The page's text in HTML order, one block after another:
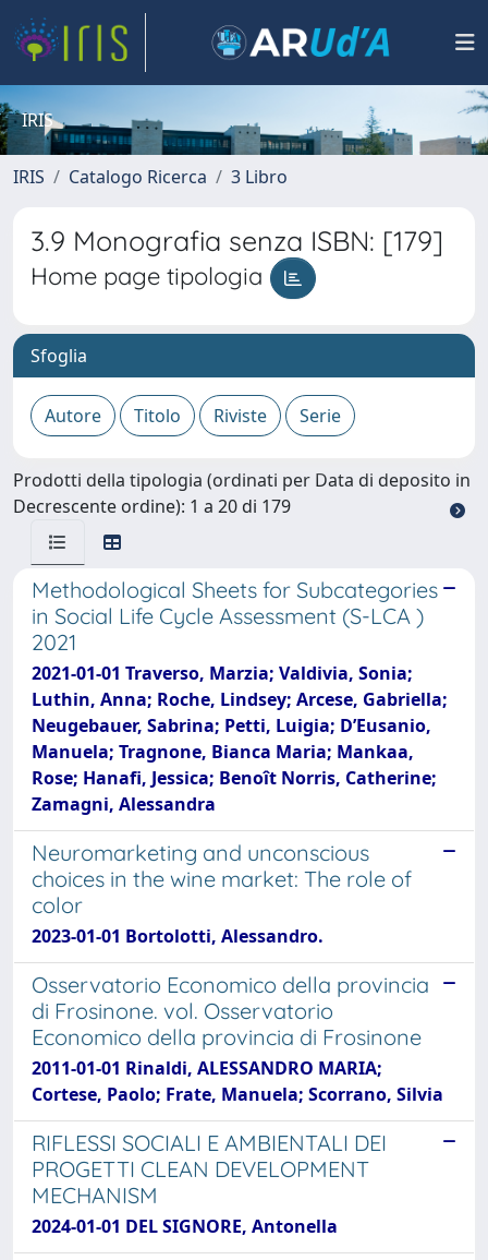
IRIS
IRIS Catalogo Ricerca 3 Libro
3.9 Monografia senza ISBN: [179]
Home page tipologia
Sfoglia
Prodotti della tipologia (ordinati per Data di deposito in
Decrescente ordine): 1 a 20 di 179
Methodological Sheets for Subcategories
in Social Life Cycle Assessment (S-LCA )
2021
2021-01-01 Traverso, Marzia; Valdivia, Sonia;
Luthin, Anna; Roche, Lindsey; Arcese, Gabriella;
Neugebauer, Sabrina; Petti, Luigia; D’Eusanio,
Manuela; Tragnone, Bianca Maria; Mankaa,
Rose; Hanafi, Jessica; Benoît Norris, Catherine;
Zamagni, Alessandra
Neuromarketing and unconscious
choices in the wine market: The role of
color
2023-01-01 Bortolotti, Alessandro.
Osservatorio Economico della provincia
di Frosinone. vol. Osservatorio
Economico della provincia di Frosinone
2011-01-01 Rinaldi, ALESSANDRO MARIA;
Cortese, Paolo; Frate, Manuela; Scorrano, Silvia
RIFLESSI SOCIALI E AMBIENTALI DEI
PROGETTI CLEAN DEVELOPMENT
MECHANISM
2024-01-01 DEL SIGNORE, Antonella